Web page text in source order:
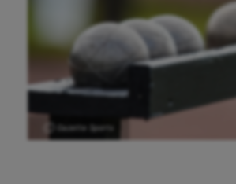
Ⓒ Gazette Sports